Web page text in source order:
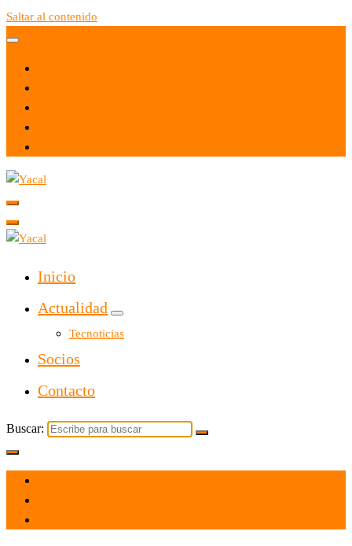
Saltar al contenido
Yacal micro hosting
Inicio
Actualidad
Tecnoticias
Socios
Contacto
Buscar: